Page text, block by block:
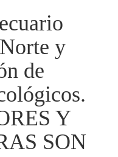
y
de
Y
SON